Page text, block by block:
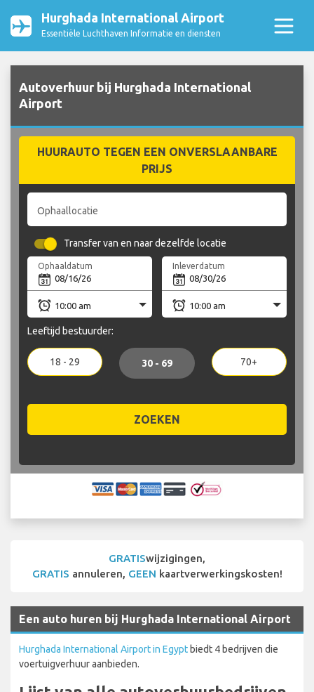
Hurghada International Airport
Essentiële Luchthaven Informatie en diensten
Autoverhuur bij Hurghada International
Airport
HUURAUTO TEGEN EEN ONVERSLAANBARE
PRIJS
Ophaallocatie
Transfer van en naar dezelfde locatie
Ophaaldatum Inleverdatum
Leeftijd bestuurder:
18 - 29 30 - 69 70+
ZOEKEN
GRATISwijzigingen,
GRATIS annuleren, GEEN kaartverwerkingskosten!
Een auto huren bij Hurghada International Airport
Hurghada International Airport in Egyptbiedt 4 bedrijven die
voertuigverhuur aanbieden.